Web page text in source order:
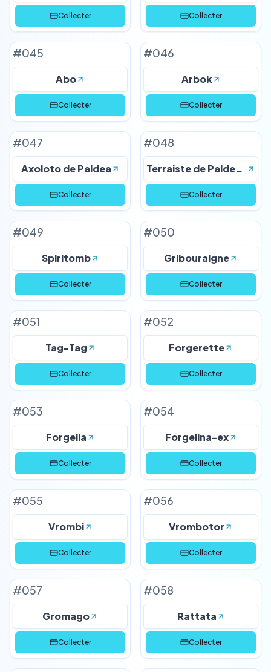
Collecter Collecter
#045
Abo
Collecter
#046
Arbok
Collecter
#047
Axoloto de Paldea
Collecter
#048
Terraiste de Paldea-ex
Collecter
#049
Spiritomb
Collecter
#050
Gribouraigne
Collecter
#051
Tag-Tag
Collecter
#052
Forgerette
Collecter
#053
Forgella
Collecter
#054
Forgelina-ex
Collecter
#055
Vrombi
Collecter
#056
Vrombotor
Collecter
#057
Gromago
Collecter
#058
Rattata
Collecter